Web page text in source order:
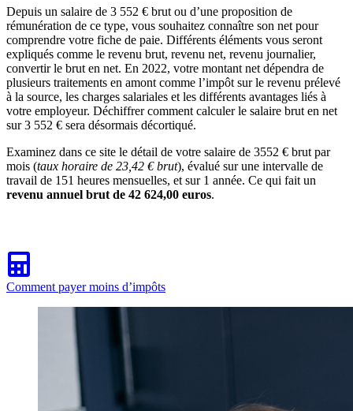
Depuis un salaire de 3 552 € brut ou d’une proposition de
rémunération de ce type, vous souhaitez connaître son net pour
comprendre votre fiche de paie. Différents éléments vous seront
expliqués comme le revenu brut, revenu net, revenu journalier,
convertir le brut en net. En 2022, votre montant net dépendra de
plusieurs traitements en amont comme l’impôt sur le revenu prélevé
à la source, les charges salariales et les différents avantages liés à
votre employeur. Déchiffrer comment calculer le salaire brut en net
sur 3 552 € sera désormais décortiqué.
Examinez dans ce site le détail de votre salaire de 3552 € brut par
mois (taux horaire de 23,42 € brut), évalué sur une intervalle de
travail de 151 heures mensuelles, et sur 1 année. Ce qui fait un
revenu annuel brut de 42 624,00 euros.
Comment payer moins d’impôts